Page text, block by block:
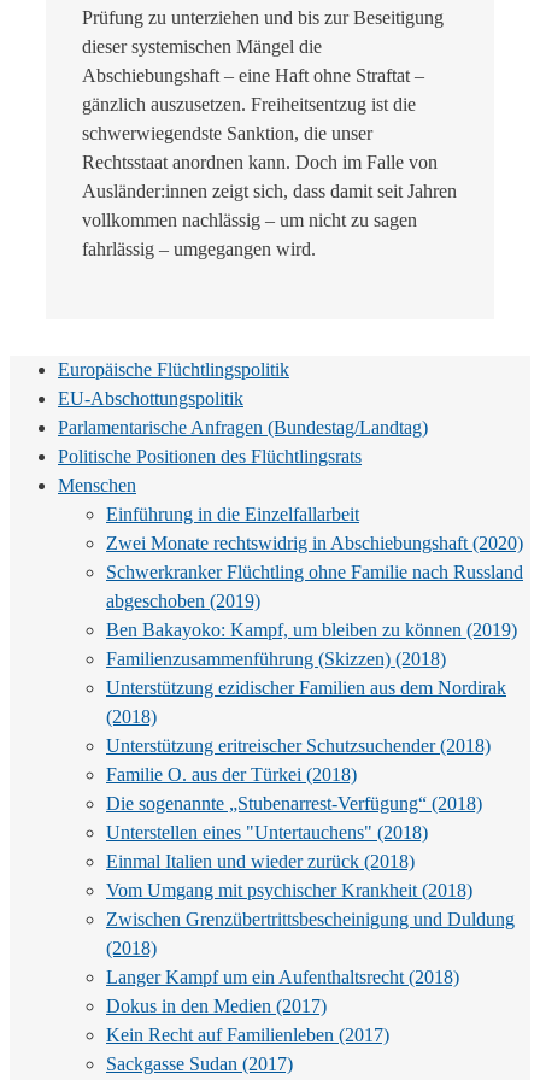
Prüfung zu unterziehen und bis zur Beseitigung
dieser systemischen Mängel die
Abschiebungshaft – eine Haft ohne Straftat –
gänzlich auszusetzen. Freiheitsentzug ist die
schwerwiegendste Sanktion, die unser
Rechtsstaat anordnen kann. Doch im Falle von
Ausländer:innen zeigt sich, dass damit seit Jahren
vollkommen nachlässig – um nicht zu sagen
fahrlässig – umgegangen wird.
Europäische Flüchtlingspolitik
EU-Abschottungspolitik
Parlamentarische Anfragen (Bundestag/Landtag)
Politische Positionen des Flüchtlingsrats
Menschen
Einführung in die Einzelfallarbeit
Zwei Monate rechtswidrig in Abschiebungshaft (2020)
Schwerkranker Flüchtling ohne Familie nach Russland
abgeschoben (2019)
Ben Bakayoko: Kampf, um bleiben zu können (2019)
Familienzusammenführung (Skizzen) (2018)
Unterstützung ezidischer Familien aus dem Nordirak
(2018)
Unterstützung eritreischer Schutzsuchender (2018)
Familie O. aus der Türkei (2018)
Die sogenannte „Stubenarrest-Verfügung“ (2018)
Unterstellen eines "Untertauchens" (2018)
Einmal Italien und wieder zurück (2018)
Vom Umgang mit psychischer Krankheit (2018)
Zwischen Grenzübertrittsbescheinigung und Duldung
(2018)
Langer Kampf um ein Aufenthaltsrecht (2018)
Dokus in den Medien (2017)
Kein Recht auf Familienleben (2017)
Sackgasse Sudan (2017)